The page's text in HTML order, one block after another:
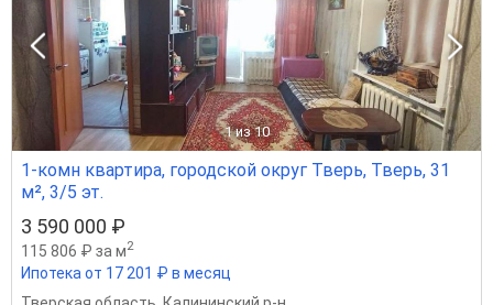
1 из 10
1-комн квартира, городской округ Тверь, Тверь, 31
м², 3/5 эт.
3 590 000 ₽
115 806 ₽ за м2
Ипотека от 17 201 ₽ в месяц